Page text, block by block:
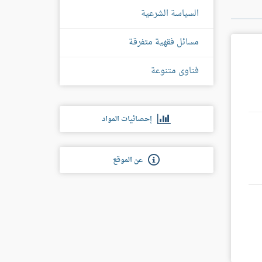
السياسة الشرعية
مسائل فقهية متفرقة
فتاوى متنوعة
إحصائيات المواد
عن الموقع